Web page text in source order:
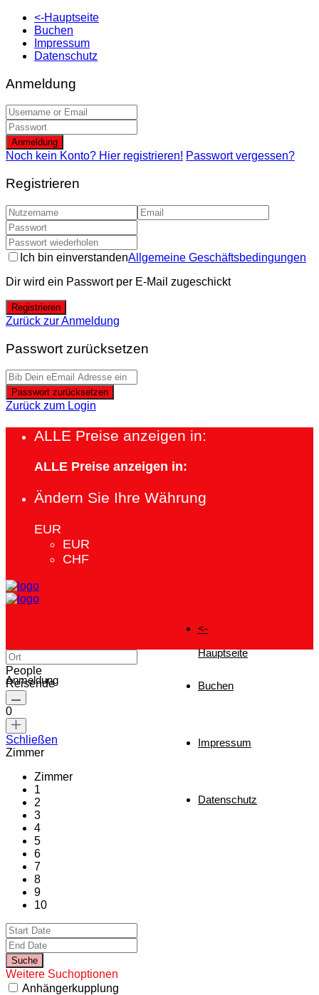
<-Hauptseite
Buchen
Impressum
Datenschutz
Anmeldung
Anmeldung
Noch kein Konto? Hier registrieren! Passwort vergessen?
Registrieren
Ich bin einverstandenAllgemeine Geschäftsbedingungen
Dir wird ein Passwort per E-Mail zugeschickt
Registrieren
Zurück zur Anmeldung
Passwort zurücksetzen
Passwort zurücksetzen
Zurück zum Login
ALLE Preise anzeigen in:
ALLE Preise anzeigen in:
Ändern Sie Ihre Währung
EUR
EUR
CHF
<-
Hauptseite
Buchen
Impressum
Datenschutz
Anmeldung
People
Reisende
0
Schließen
Zimmer
Zimmer
1
2
3
4
5
6
7
8
9
10
Weitere Suchoptionen
Anhängerkupplung